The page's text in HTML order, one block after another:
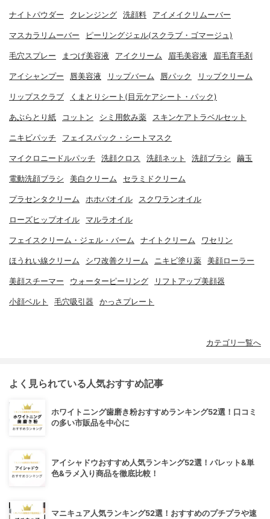
ナイトパウダー クレンジング 洗顔料 アイメイクリムーバー
マスカラリムーバー ピーリングジェル(スクラブ・ゴマージュ)
毛穴スプレー まつげ美容液 アイクリーム 眉毛美容液 眉毛育毛剤
アイシャンプー 唇美容液 リップバーム 唇パック リップクリーム
リップスクラブ くまとりシート(目元ケアシート・パック)
あぶらとり紙 コットン シミ用飲み薬 スキンケアトラベルセット
ニキビパッチ フェイスパック・シートマスク
マイクロニードルパッチ 洗顔クロス 洗顔ネット 洗顔ブラシ 繭玉
電動洗顔ブラシ 美白クリーム セラミドクリーム
プラセンタクリーム ホホバオイル スクワランオイル
ローズヒップオイル マルラオイル
フェイスクリーム・ジェル・バーム ナイトクリーム ワセリン
ほうれい線クリーム シワ改善クリーム ニキビ塗り薬 美顔ローラー
美顔スチーマー ウォーターピーリング リフトアップ美顔器
小顔ベルト 毛穴吸引器 かっさプレート
カテゴリ一覧へ
よく見られている人気おすすめ記事
ホワイトニング歯磨き粉おすすめランキング52選！口コミ
の多い市販品を中心に
アイシャドウおすすめ人気ランキング52選！パレット&単
色&ラメ入り商品を徹底比較！
マニキュア人気ランキング52選！おすすめのプチプラや速